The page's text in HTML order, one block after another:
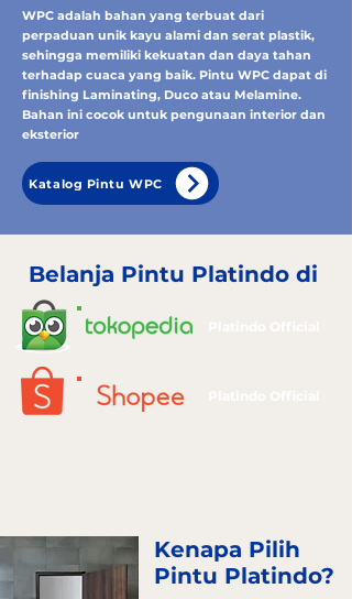
WPC adalah bahan yang terbuat dari
perpaduan unik kayu alami dan serat plastik,
sehingga memiliki kekuatan dan daya tahan
terhadap cuaca yang baik. Pintu WPC dapat di
finishing Laminating, Duco atau Melamine.
Bahan ini cocok untuk pengunaan interior dan
eksterior
Katalog Pintu WPC
Belanja Pintu Platindo di
Kenapa Pilih
Pintu Platindo?